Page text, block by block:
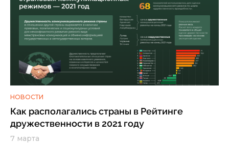
НОВОСТИ
Как располагались страны в Рейтинге
дружественности в 2021 году
7 марта